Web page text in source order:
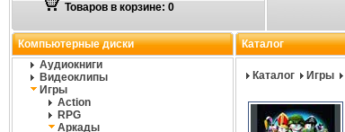
Товаров в корзине: 0
Компьютерные диски
Аудиокниги
Видеоклипы
Игры
Action
RPG
Аркады
Каталог
Каталог Игры